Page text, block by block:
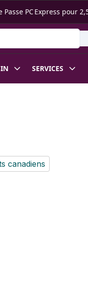
PC Express pour
SERVICES
canadiens
sac de format à
enrobées de